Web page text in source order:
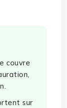
couvre
sur